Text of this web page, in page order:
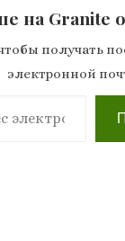
на Granite
получать
электронной